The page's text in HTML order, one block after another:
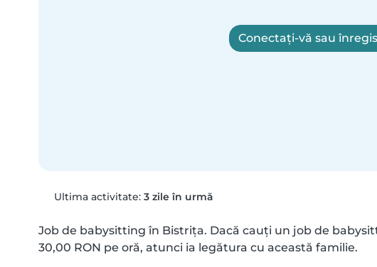
Conectați-vă sau
Ultima activitate: 3 zile în urmă
Job de babysitting în Bistrița. Dacă cauți un job de
30,00 RON pe oră, atunci ia legătura cu această familie.